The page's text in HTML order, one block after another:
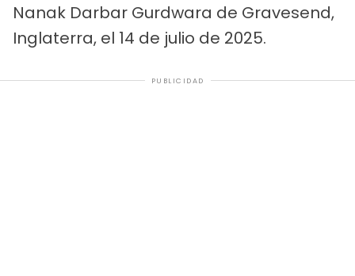
Nanak Darbar Gurdwara de Gravesend,
Inglaterra, el 14 de julio de 2025.
PUBLICIDAD